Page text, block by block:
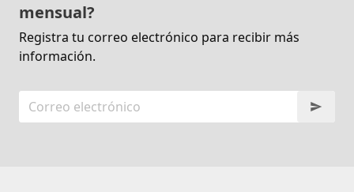
mensual?
Registra tu correo electrónico para recibir más
información.